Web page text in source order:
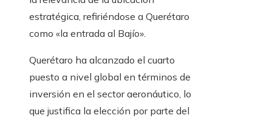
estratégica, refiriéndose a Querétaro
como «la entrada al Bajío».
Querétaro ha alcanzado el cuarto
puesto a nivel global en términos de
inversión en el sector aeronáutico, lo
que justifica la elección por parte del